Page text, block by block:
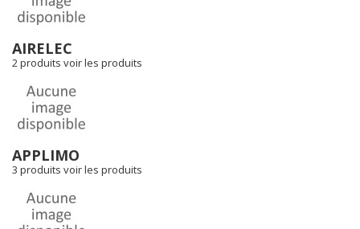
AIRELEC
2 produits voir les produits
APPLIMO
3 produits voir les produits